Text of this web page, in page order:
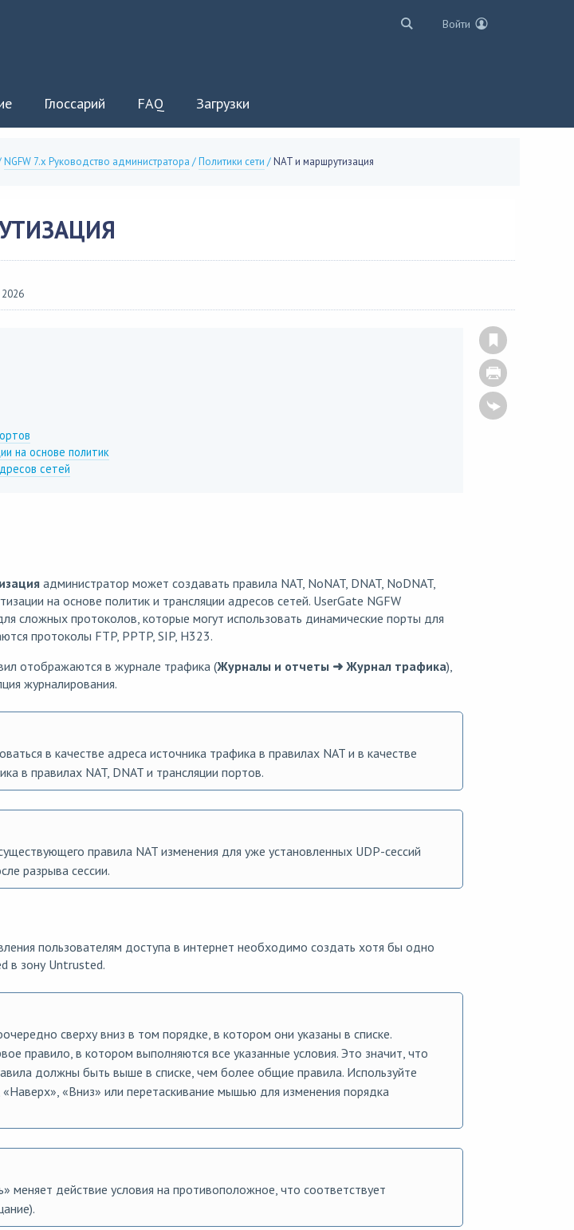
Войти
Глоссарий FAQ Загрузки
NGFW 7.x Руководство администратора /Политики сети /NAT и маршрутизация
на основе политик
сетей
администратор может создавать правила NAT, NoNAT, DNAT, NoDNAT,
на основе политик и трансляции адресов сетей. UserGate NGFW
сложных протоколов, которые могут использовать динамические порты для
протоколы FTP, PPTP, SIP, H323.
отображаются в журнале трафика (Журналы и отчеты ➜ Журнал трафика),
журналирования.
в качестве адреса источника трафика в правилах NAT и в качестве
в правилах NAT, DNAT и трансляции портов.
правила NAT изменения для уже установленных UDP-сессий
разрыва сессии.
пользователям доступа в интернет необходимо создать хотя бы одно
в зону Untrusted.
сверху вниз в том порядке, в котором они указаны в списке.
правило, в котором выполняются все указанные условия. Это значит, что
должны быть выше в списке, чем более общие правила. Используйте
«Вниз» или перетаскивание мышью для изменения порядка
меняет действие условия на противоположное, что соответствует